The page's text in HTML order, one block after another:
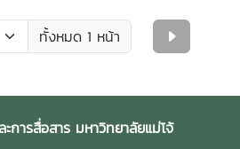
ทั้งหมด 1 หน้า
การสื่อสาร มหาวิทยาลัยแม่โจ้